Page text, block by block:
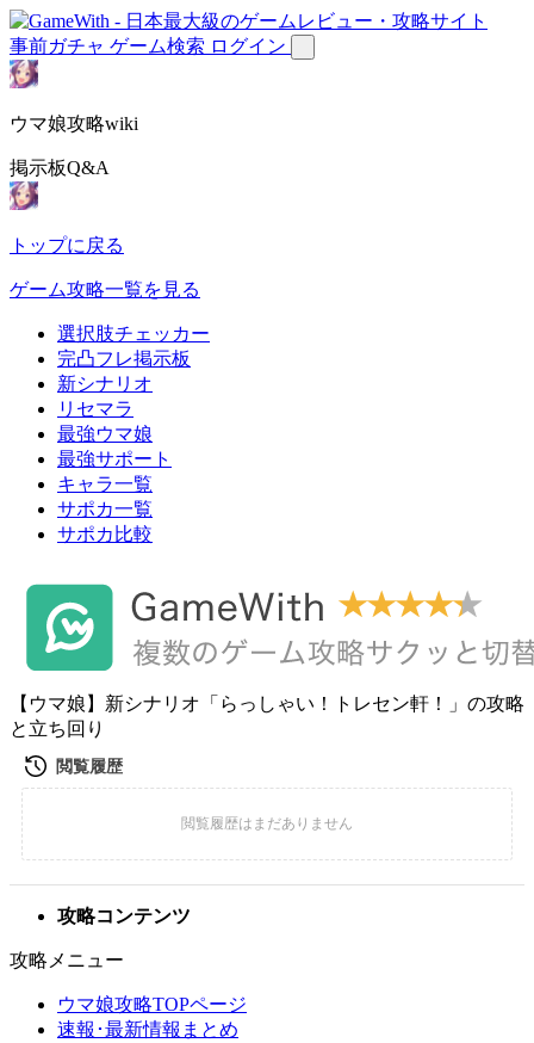
事前ガチャ ゲーム検索 ログイン
ウマ娘攻略wiki
掲示板Q&A
トップに戻る
ゲーム攻略一覧を見る
選択肢チェッカー
完凸フレ掲示板
新シナリオ
リセマラ
最強ウマ娘
最強サポート
キャラ一覧
サポカ一覧
サポカ比較
【ウマ娘】新シナリオ「らっしゃい！トレセン軒！」の攻略
と立ち回り
攻略コンテンツ
攻略メニュー
ウマ娘攻略TOPページ
速報･最新情報まとめ